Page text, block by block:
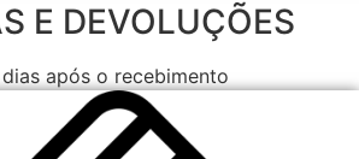
E DEVOLUÇÕES
após o recebimento